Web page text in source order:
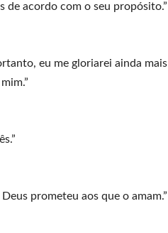
de acordo com o seu propósito.”
eu me gloriarei ainda mais
prometeu aos que o amam.”